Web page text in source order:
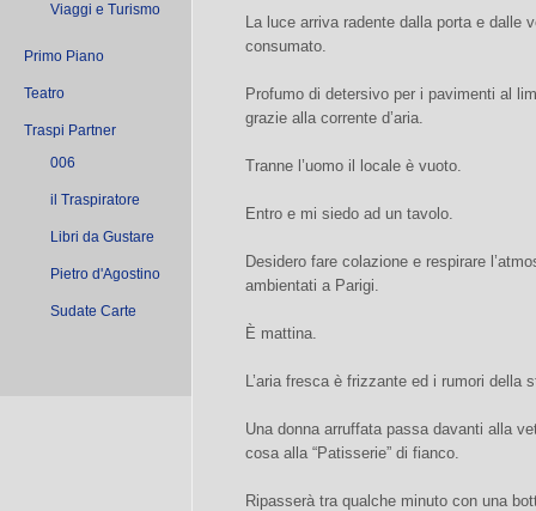
Viaggi e Turismo
Primo Piano
Teatro
Traspi Partner
006
il Traspiratore
Libri da Gustare
Pietro d'Agostino
Sudate Carte
La luce arriva radente dalla porta e
consumato.
Profumo di detersivo per i pavimenti al
grazie alla corrente d’aria.
Tranne l’uomo il locale è vuoto.
Entro e mi siedo ad un tavolo.
Desidero fare colazione e respirare
ambientati a Parigi.
È mattina.
L’aria fresca è frizzante ed i rumori
Una donna arruffata passa davanti alla
cosa alla “Patisserie” di fianco.
Ripasserà tra qualche minuto con una